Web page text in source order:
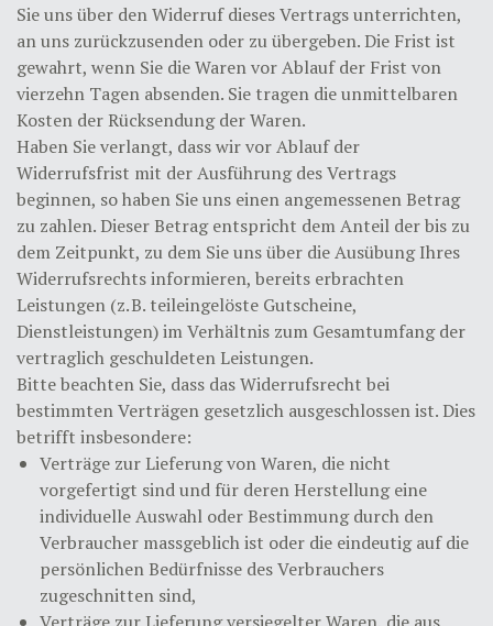
Sie uns über den Widerruf dieses Vertrags unterrichten,
an uns zurückzusenden oder zu übergeben. Die Frist ist
gewahrt, wenn Sie die Waren vor Ablauf der Frist von
vierzehn Tagen absenden. Sie tragen die unmittelbaren
Kosten der Rücksendung der Waren.
Haben Sie verlangt, dass wir vor Ablauf der
Widerrufsfrist mit der Ausführung des Vertrags
beginnen, so haben Sie uns einen angemessenen Betrag
zu zahlen. Dieser Betrag entspricht dem Anteil der bis zu
dem Zeitpunkt, zu dem Sie uns über die Ausübung Ihres
Widerrufsrechts informieren, bereits erbrachten
Leistungen (z. B. teileingelöste Gutscheine,
Dienstleistungen) im Verhältnis zum Gesamtumfang der
vertraglich geschuldeten Leistungen.
Bitte beachten Sie, dass das Widerrufsrecht bei
bestimmten Verträgen gesetzlich ausgeschlossen ist. Dies
betrifft insbesondere:
Verträge zur Lieferung von Waren, die nicht
vorgefertigt sind und für deren Herstellung eine
individuelle Auswahl oder Bestimmung durch den
Verbraucher massgeblich ist oder die eindeutig auf die
persönlichen Bedürfnisse des Verbrauchers
zugeschnitten sind,